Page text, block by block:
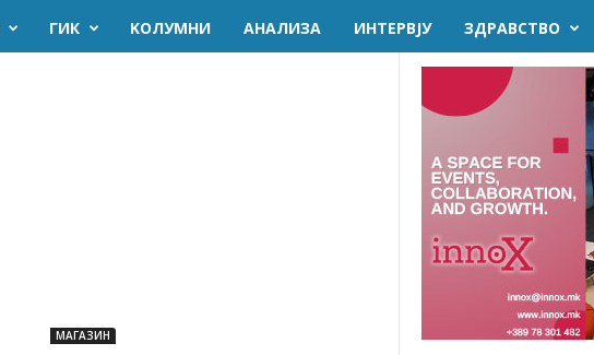
ГИК KОЛУМНИ AНАЛИЗА ИНТЕРВЈУ ЗДРАВСТВО
МАГАЗИН